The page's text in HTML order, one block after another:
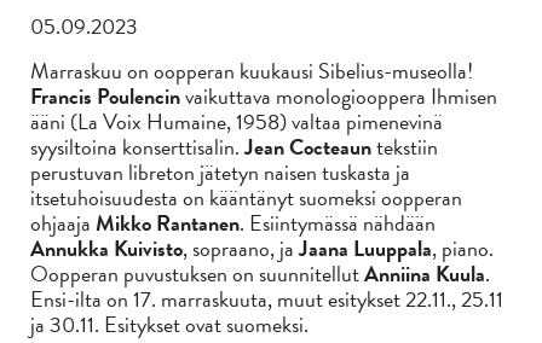
05.09.2023
Marraskuu on oopperan kuukausi Sibelius-museolla!
Francis Poulencinvaikuttava monologiooppera Ihmisen
ääni (La Voix Humaine, 1958) valtaa pimenevinä
syysiltoina konserttisalin.Jean Cocteauntekstiin
perustuvan libreton jätetyn naisen tuskasta ja
itsetuhoisuudesta on kääntänyt suomeksi oopperan
ohjaajaMikko Rantanen. Esiintymässä nähdään
Annukka Kuivisto, sopraano, jaJaana Luuppala, piano.
Oopperan puvustuksen on suunnitellutAnniina Kuula.
Ensi-ilta on 17. marraskuuta, muut esitykset 22.11., 25.11
ja 30.11. Esitykset ovat suomeksi.